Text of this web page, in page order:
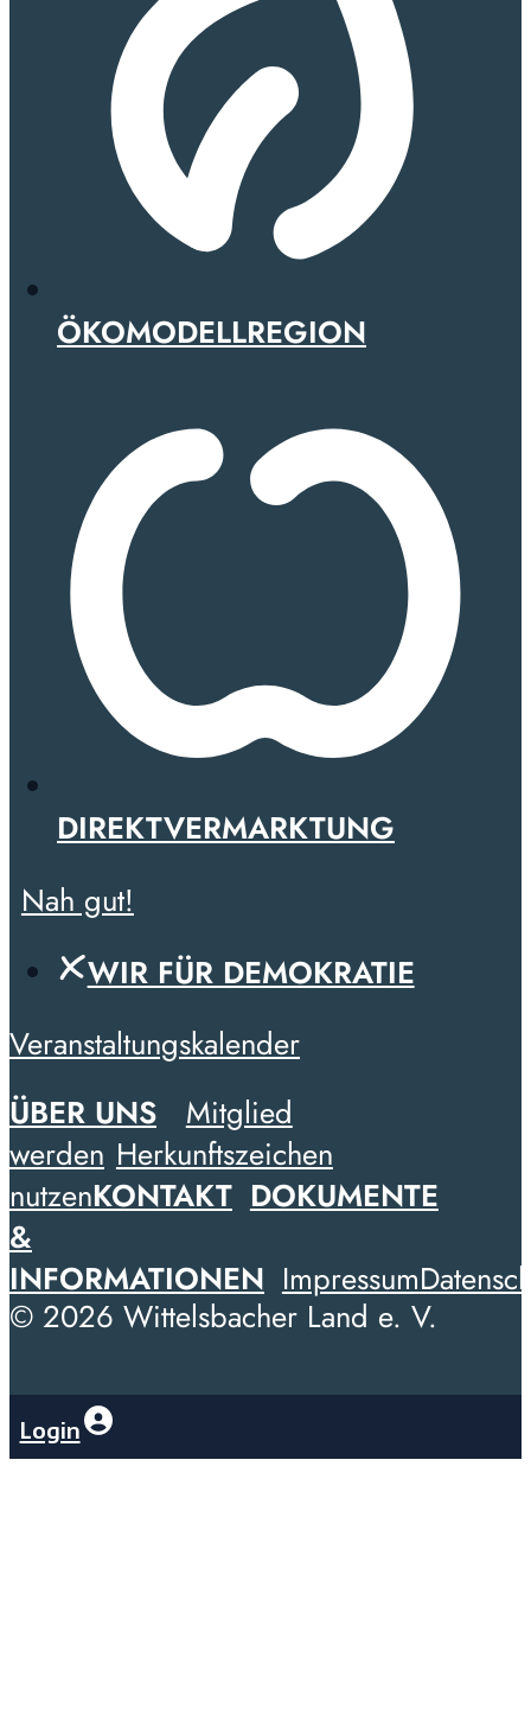
ÖKOMODELLREGION
DIREKTVERMARKTUNG
Nah gut!
WIR FÜR DEMOKRATIE
Veranstaltungskalender
ÜBER UNS
Mitglied
werden Herkunftszeichen
nutzenKONTAKT DOKUMENTE
&
INFORMATIONEN Impressum
© 2026 Wittelsbacher Land e. V.
Login